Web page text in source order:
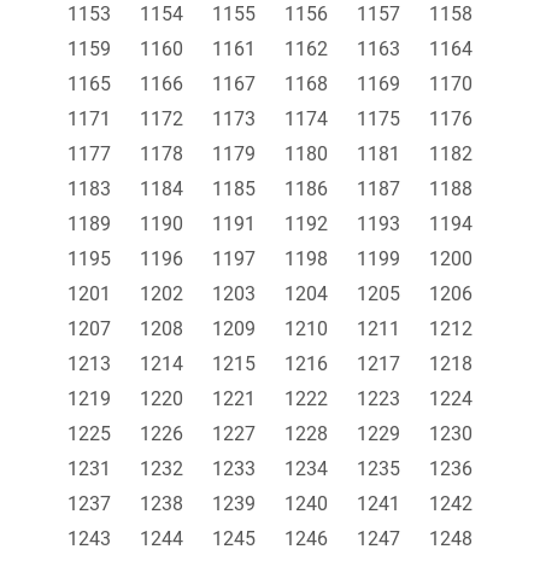
1153 1154 1155 1156 1157
1158
1159
1160 1161 1162 1163
1164
1165
1166 1167 1168 1169
1170
1171
1172 1173 1174 1175
1176
1177
1178 1179 1180 1181
1182
1183
1184 1185 1186 1187
1188
1189
1190 1191 1192 1193
1194
1195
1196 1197 1198 1199
1200
1201
1202 1203 1204 1205
1206
1207
1208 1209 1210 1211
1212
1213
1214 1215 1216 1217
1218
1219
1220 1221 1222 1223
1224
1225
1226 1227 1228 1229
1230
1231
1232 1233 1234 1235
1236
1237
1238 1239 1240 1241
1242
1243
1244 1245 1246 1247
1248